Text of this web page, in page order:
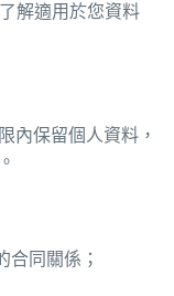
解適用於您資料
內保留個人資料，
合同關係；